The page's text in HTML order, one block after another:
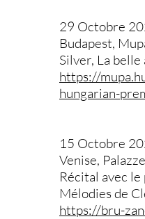
29 Octobre
Budapest,
Silver, La
https://
hungarian-
15 Octobre
Venise,
Récital avec
Mélodies de
https://bru-